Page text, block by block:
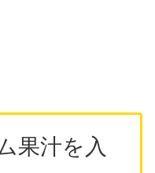
果汁を入